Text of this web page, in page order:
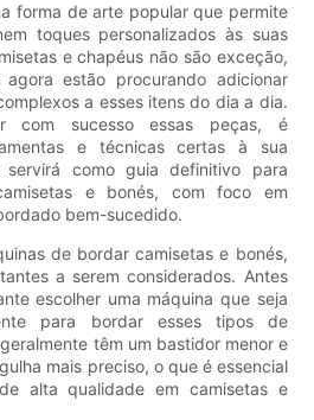
forma de arte popular que permite
toques personalizados às suas
e chapéus não são exceção,
estão procurando adicionar
a esses itens do dia a dia.
com sucesso essas peças, é
e técnicas certas à sua
servirá como guia definitivo para
e bonés, com foco em
bem-sucedido.
de bordar camisetas e bonés,
a serem considerados. Antes
escolher uma máquina que seja
para bordar esses tipos de
têm um bastidor menor e
mais preciso, o que é essencial
alta qualidade em camisetas e